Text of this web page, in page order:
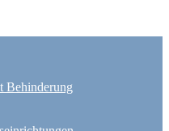
Behinderung